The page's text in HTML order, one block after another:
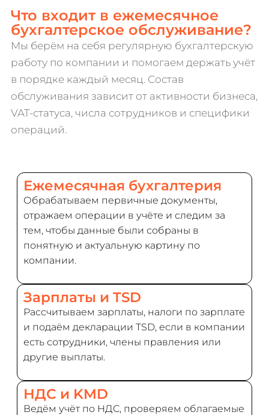
Что входит в ежемесячное
бухгалтерское обслуживание?
Мы берём на себя регулярную бухгалтерскую
работу по компании и помогаем держать учёт
в порядке каждый месяц. Состав
обслуживания зависит от активности бизнеса,
VAT-статуса, числа сотрудников и специфики
операций.
Ежемесячная бухгалтерия
Обрабатываем первичные документы,
отражаем операции в учёте и следим за
тем, чтобы данные были собраны в
понятную и актуальную картину по
компании.
Зарплаты и TSD
Рассчитываем зарплаты, налоги по зарплате
и подаём декларации TSD, если в компании
есть сотрудники, члены правления или
другие выплаты.
НДС и KMD
Ведём учёт по НДС, проверяем облагаемые